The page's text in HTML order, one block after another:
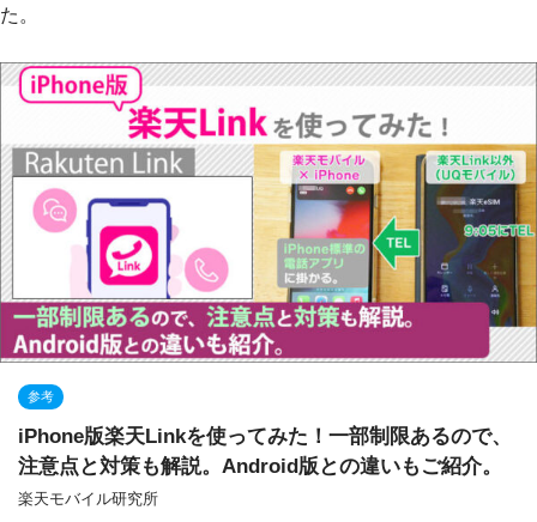
た。
参考
iPhone版楽天Linkを使ってみた！一部制限あるので、
注意点と対策も解説。Android版との違いもご紹介。
楽天モバイル研究所